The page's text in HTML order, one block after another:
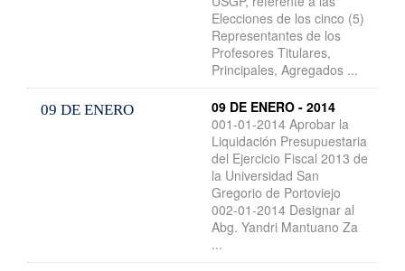
Elecciones de los cinco (5)
Representantes de los
Profesores Titulares,
Principales, Agregados ...
09 DE ENERO
09 DE ENERO - 2014
001-01-2014 Aprobar la
Liquidación Presupuestaria
del Ejercicio Fiscal 2013 de
la Universidad San
Gregorio de Portoviejo
002-01-2014 Designar al
Abg. Yandri Mantuano Za
...